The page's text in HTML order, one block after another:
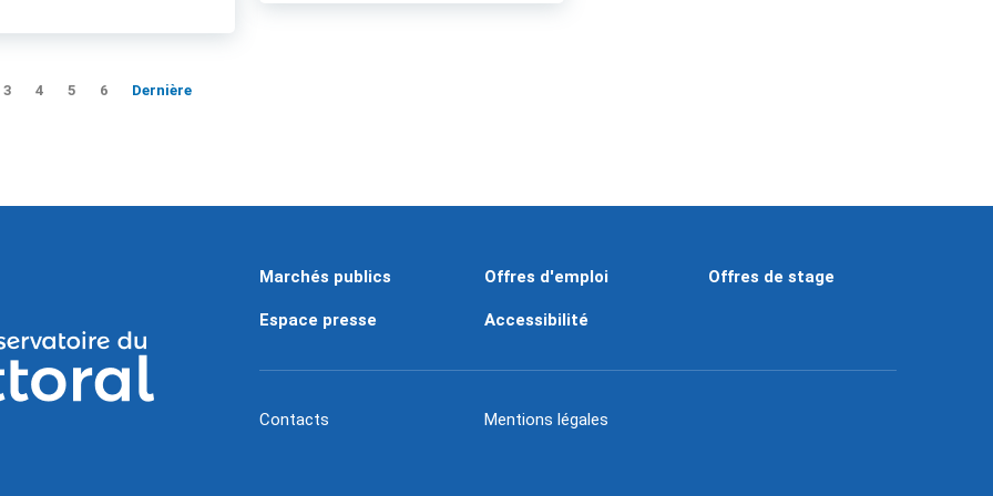
3 4 5 6 Dernière
Marchés publics Offres d'emploi Offres de stage
Espace presse Accessibilité
Contacts Mentions légales